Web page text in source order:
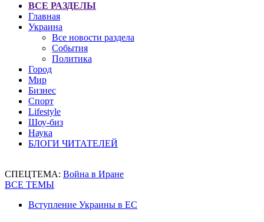
ВСЕ РАЗДЕЛЫ
Главная
Украина
Все новости раздела
События
Политика
Город
Мир
Бизнес
Спорт
Lifestyle
Шоу-биз
Наука
БЛОГИ ЧИТАТЕЛЕЙ
СПЕЦТЕМА: Война в Иране
ВСЕ ТЕМЫ
Вступление Украины в ЕС